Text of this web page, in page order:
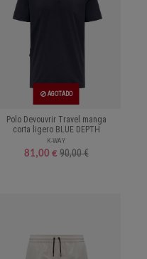
AGOTADO
Polo Devouvrir Travel manga
corta ligero BLUE DEPTH
K-WAY
81,00 € 90,00 €